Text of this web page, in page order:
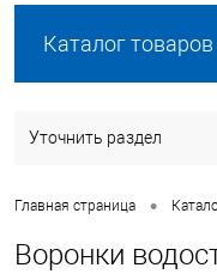
Каталог товаров
Уточнить раздел
Главная страница •
Воронки